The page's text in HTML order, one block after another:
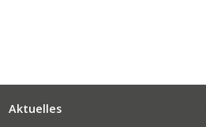
Aktuelles